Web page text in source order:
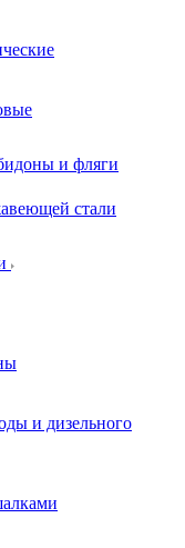
и фляги
стали
и дизельного